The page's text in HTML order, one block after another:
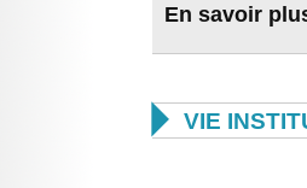
En savoir
 VIE